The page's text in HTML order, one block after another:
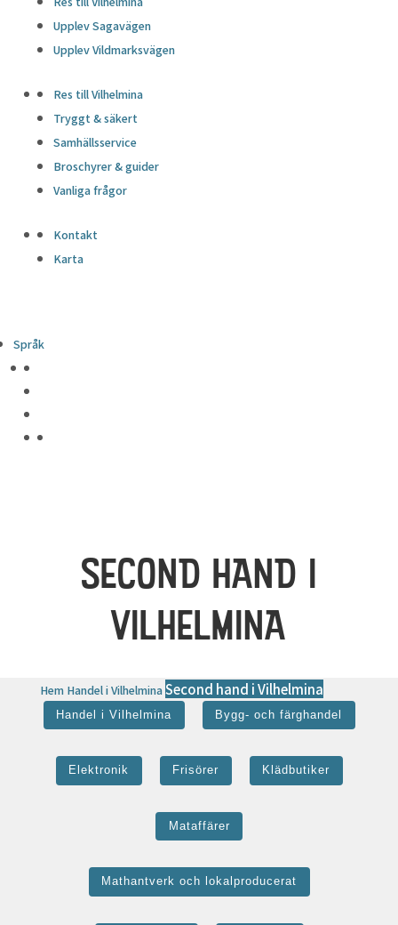
Upplev Sagavägen
Upplev Vildmarksvägen
Res till Vilhelmina
Tryggt & säkert
Samhällsservice
Broschyrer & guider
Vanliga frågor
Kontakt
Karta
Språk
SECOND HAND I
VILHELMINA
Hem Handel i VilhelminaSecond hand i Vilhelmina
Handel i Vilhelmina Bygg- och färghandel
Elektronik Frisörer Klädbutiker
Mataffärer
Mathantverk och lokalproducerat